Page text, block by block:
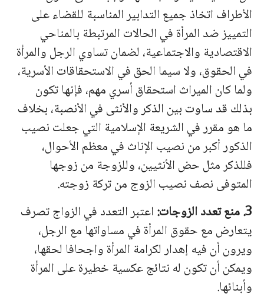
الأطراف اتخاذ جميع التدابير المناسبة للقضاء على
التمييز ضد المرأة في الحالات المرتبطة بالمناحي
الاقتصادية والاجتماعية، لضمان تساوي الرجل والمرأة
في الحقوق، ولا سيما الحق في الاستحقاقات الأسرية،
ولما كان الميراث استحقاق أسري مهم، فإنها تكون
بذلك قد ساوت بين الذكر والأنثى في الأنصبة، بخلاف
ما هو مقرر في الشريعة الإسلامية التي جعلت نصيب
الذكور أكبر من نصيب الإناث في معظم الأحوال،
فللذكر مثل حض الأنثيين، وللزوجة من زوجها
المتوفى نصف نصيب الزوج من تركة زوجته.
3. منع تعدد الزوجات:
اعتبر التعدد في الزواج تصرف
يتعارض مع حقوق المرأة في مساواتها مع الرجل،
ويرون أن فيه إهدار لكرامة المرأة واجحافا لحقها،
ويمكن أن تكون له نتائج عكسية خطيرة على المرأة
وأبنائها.